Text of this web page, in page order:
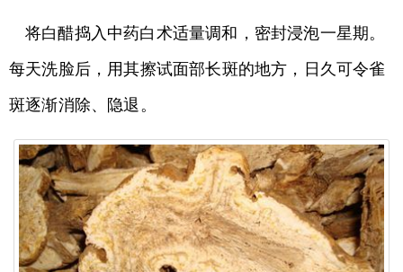
将白醋捣入中药白术适量调和，密封浸泡一星期。
每天洗脸后，用其擦试面部长斑的地方，日久可令雀
斑逐渐消除、隐退。